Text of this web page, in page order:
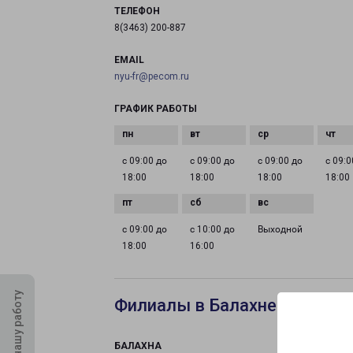
ТЕЛЕФОН
8(3463) 200-887
EMAIL
nyu-fr@pecom.ru
ГРАФИК РАБОТЫ
с 09:00 до
18:00
с 09:00 до
18:00
с 09:00 до
18:00
с
18:00
с 09:00 до
18:00
с 10:00 до
16:00
Выходной
Филиалы в Балахне
БАЛАХНА